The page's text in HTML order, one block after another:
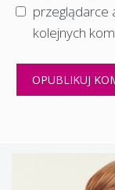
przeglądarce
kolejnych